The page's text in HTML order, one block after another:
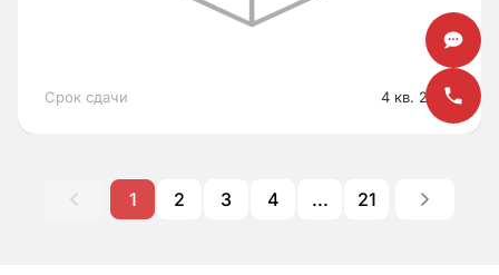
Срок сдачи 4 кв. 2026
1 2 3 4 ... 21